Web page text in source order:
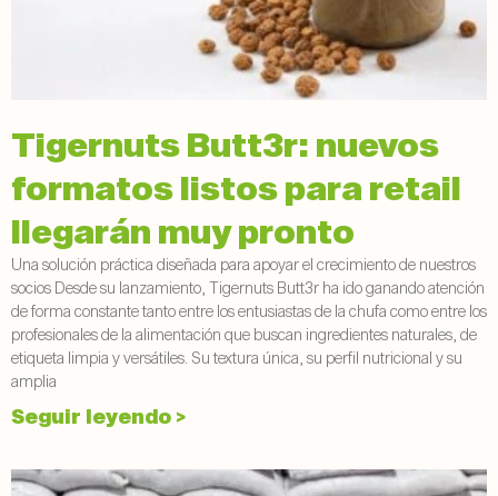
Tigernuts Butt3r: nuevos
formatos listos para retail
llegarán muy pronto
Una solución práctica diseñada para apoyar el crecimiento de nuestros
socios Desde su lanzamiento, Tigernuts Butt3r ha ido ganando atención
de forma constante tanto entre los entusiastas de la chufa como entre los
profesionales de la alimentación que buscan ingredientes naturales, de
etiqueta limpia y versátiles. Su textura única, su perfil nutricional y su
amplia
Seguir leyendo >